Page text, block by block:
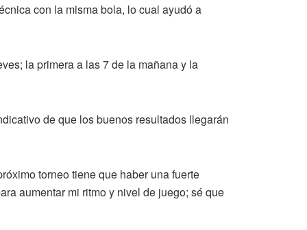
con la misma bola, lo cual ayudó a
la primera a las 7 de la mañana y la
de que los buenos resultados llegarán
torneo tiene que haber una fuerte
aumentar mi ritmo y nivel de juego; sé que